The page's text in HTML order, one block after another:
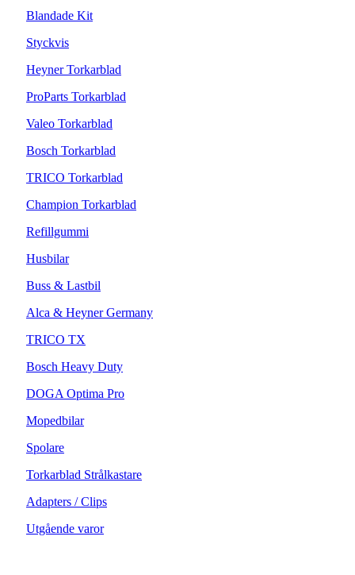
Blandade Kit
Styckvis
Heyner Torkarblad
ProParts Torkarblad
Valeo Torkarblad
Bosch Torkarblad
TRICO Torkarblad
Champion Torkarblad
Refillgummi
Husbilar
Buss & Lastbil
Alca & Heyner Germany
TRICO TX
Bosch Heavy Duty
DOGA Optima Pro
Mopedbilar
Spolare
Torkarblad Strålkastare
Adapters / Clips
Utgående varor